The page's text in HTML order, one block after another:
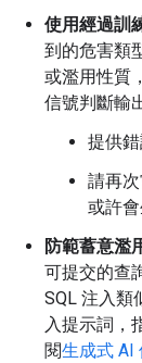
使用經過訓
到的危害類
或濫用性質
信號判斷輸
提供錯
請再
或許會
防範蓄意濫
可提交的查
SQL 注入類
入提示詞，
閱生成式 AI